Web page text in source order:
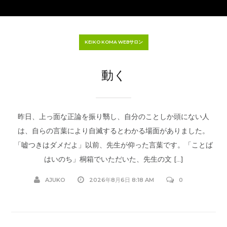
KEIKO KOMA WEBサロン
動く
昨日、上っ面な正論を振り翳し、自分のことしか頭にない人
は、自らの言葉により自滅するとわかる場面がありました。
「嘘つきはダメだよ」以前、先生が仰った言葉です。「ことば
はいのち」桐箱でいただいた、先生の文 […]
AJUKO 2026年8月6日 8:18 AM 0